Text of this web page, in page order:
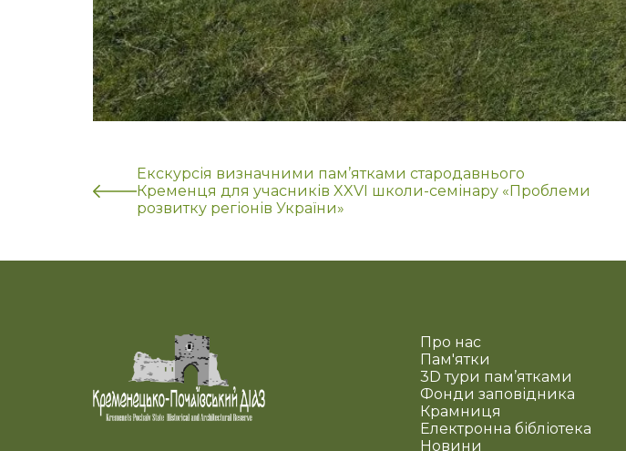
Екскурсія визначними пам’ятками стародавнього
Кременця для учасників XXVI школи-семінару «Проблеми
розвитку регіонів України»
Про нас
Пам'ятки
3D тури пам’ятками
Фонди заповідника
Крамниця
Електронна бібліотека
Новини